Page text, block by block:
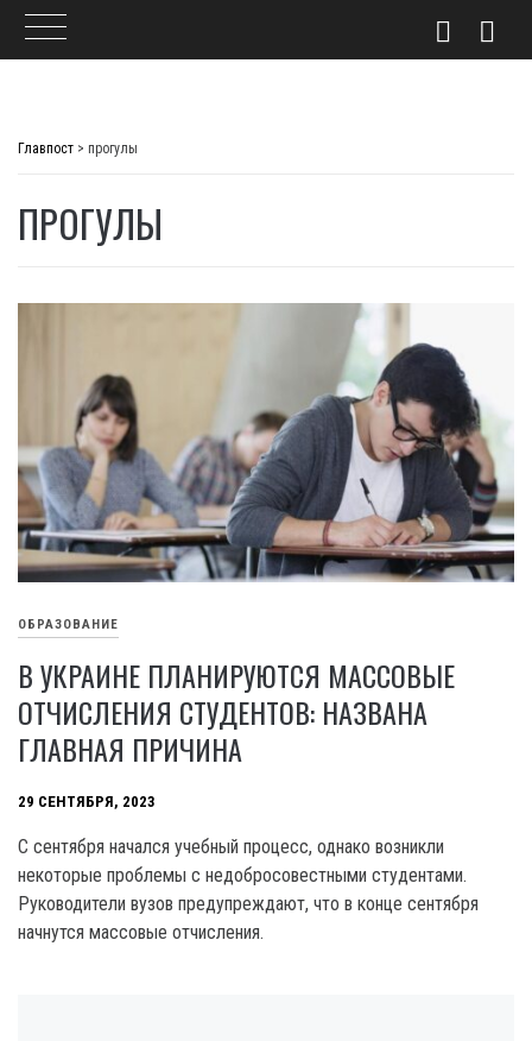
Главпост > прогулы
ПРОГУЛЫ
ОБРАЗОВАНИЕ
В УКРАИНЕ ПЛАНИРУЮТСЯ МАССОВЫЕ
ОТЧИСЛЕНИЯ СТУДЕНТОВ: НАЗВАНА
ГЛАВНАЯ ПРИЧИНА
29 СЕНТЯБРЯ, 2023
С сентября начался учебный процесс, однако возникли
некоторые проблемы с недобросовестными студентами.
Руководители вузов предупреждают, что в конце сентября
начнутся массовые отчисления.